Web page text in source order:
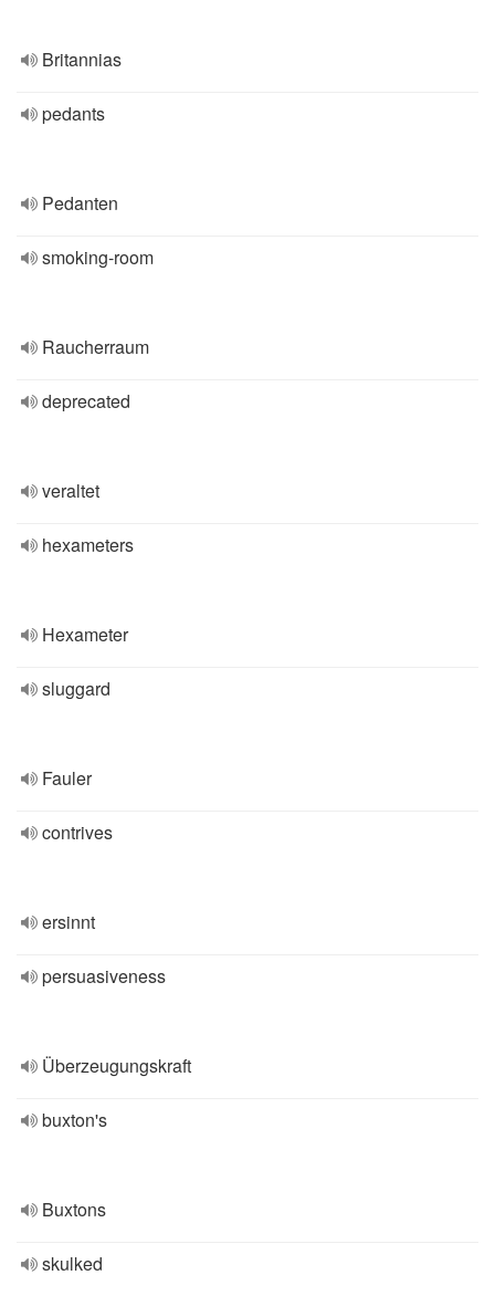
Britannias
pedants
Pedanten
smoking-room
Raucherraum
deprecated
veraltet
hexameters
Hexameter
sluggard
Fauler
contrives
ersinnt
persuasiveness
Überzeugungskraft
buxton's
Buxtons
skulked